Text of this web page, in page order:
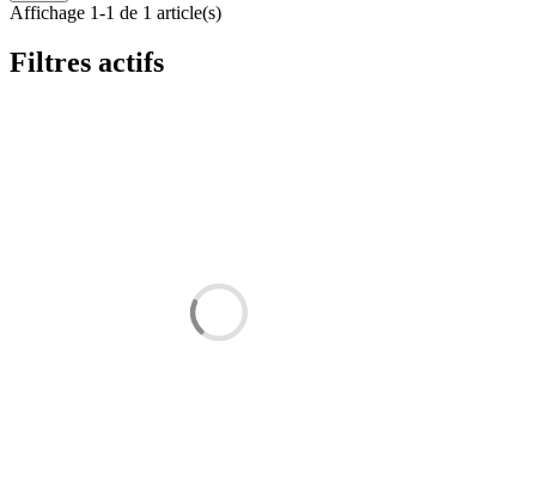
Affichage 1-1 de 1 article(s)
Filtres actifs